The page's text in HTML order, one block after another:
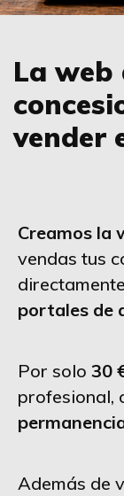
La web
vender
Creamos la
vendas tus
portales de
Por solo 30
profesional,
Además de